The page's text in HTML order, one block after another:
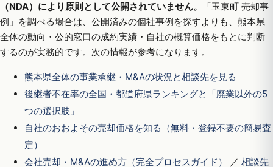
（NDA）により原則として公開されていません。
「玉東町 売却事
例」を調べる場合は、公開済みの個社事例を探すよりも、熊本県
全体の動向・公的窓口の成約実績・自社の概算価格をもとに判断
するのが実務的です。次の情報が参考になります。
熊本県全体の事業承継・M&Aの状況と相談先を見る
後継者不在率の全国・都道府県ランキングと「廃業以外の5
つの選択肢」
自社のおおよその売却価格を知る（無料・登録不要の簡易査
定）
会社売却・M&Aの進め方（完全プロセスガイド）
／ 相談先